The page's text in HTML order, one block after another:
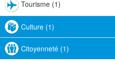
Tourisme (1)
Culture (1)
Citoyenneté (1)